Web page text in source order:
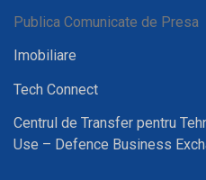
Publica Comunicate de Presa
Imobiliare
Tech Connect
Centrul de Transfer pentru
Use – Defence Business